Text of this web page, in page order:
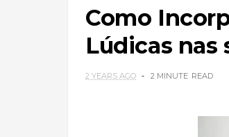
Como
Lúdicas nas
2 YEARS AGO 2 MINUTE READ